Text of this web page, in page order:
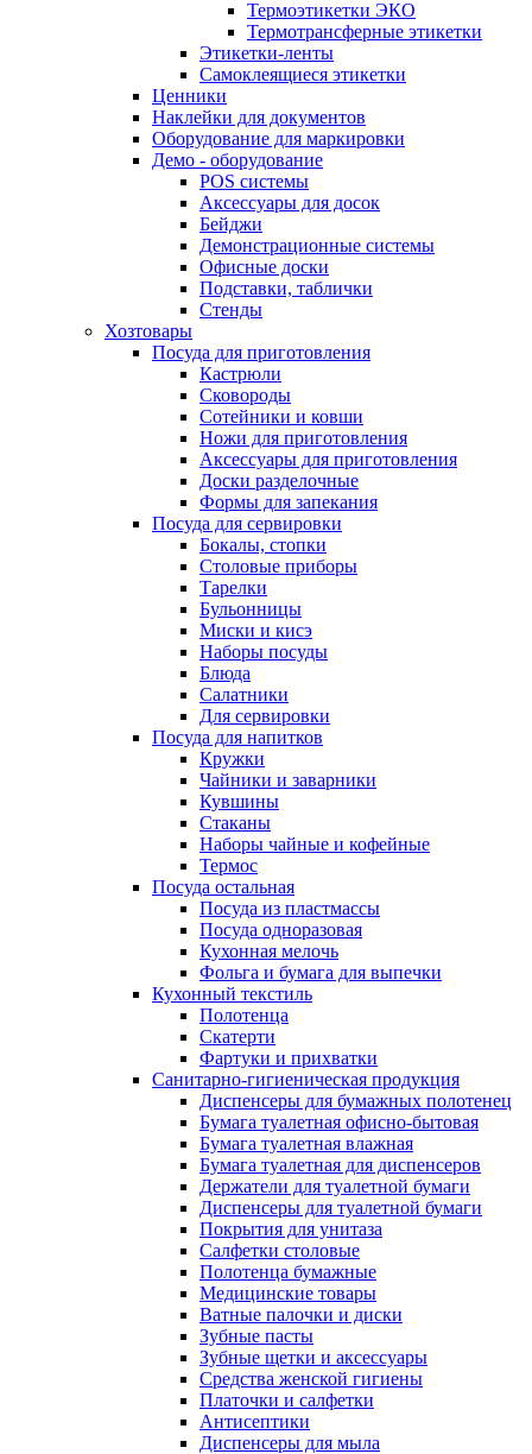
Термоэтикетки ЭКО
Термотрансферные этикетки
Этикетки-ленты
Самоклеящиеся этикетки
Ценники
Наклейки для документов
Оборудование для маркировки
Демо - оборудование
POS системы
Аксессуары для досок
Бейджи
Демонстрационные системы
Офисные доски
Подставки, таблички
Стенды
Хозтовары
Посуда для приготовления
Кастрюли
Сковороды
Сотейники и ковши
Ножи для приготовления
Аксессуары для приготовления
Доски разделочные
Формы для запекания
Посуда для сервировки
Бокалы, стопки
Столовые приборы
Тарелки
Бульонницы
Миски и кисэ
Наборы посуды
Блюда
Салатники
Для сервировки
Посуда для напитков
Кружки
Чайники и заварники
Кувшины
Стаканы
Наборы чайные и кофейные
Термос
Посуда остальная
Посуда из пластмассы
Посуда одноразовая
Кухонная мелочь
Фольга и бумага для выпечки
Кухонный текстиль
Полотенца
Скатерти
Фартуки и прихватки
Санитарно-гигиеническая продукция
Диспенсеры для бумажных полотенец
Бумага туалетная офисно-бытовая
Бумага туалетная влажная
Бумага туалетная для диспенсеров
Держатели для туалетной бумаги
Диспенсеры для туалетной бумаги
Покрытия для унитаза
Салфетки столовые
Полотенца бумажные
Медицинские товары
Ватные палочки и диски
Зубные пасты
Зубные щетки и аксессуары
Средства женской гигиены
Платочки и салфетки
Антисептики
Диспенсеры для мыла